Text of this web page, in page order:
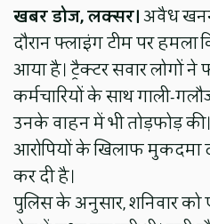
खबर डोज, लक्सर।अवैध
दौरान फ्लाइंग टीम पर
आया है। ट्रैक्टर सवार लोगों
कर्मचारियों के साथ गाली-
उनके वाहन में भी तोड़फोड़
आरोपियों के खिलाफ
कर दी है।
पुलिस के अनुसार, शनिवार को